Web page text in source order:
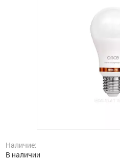
Наличие:
В наличии